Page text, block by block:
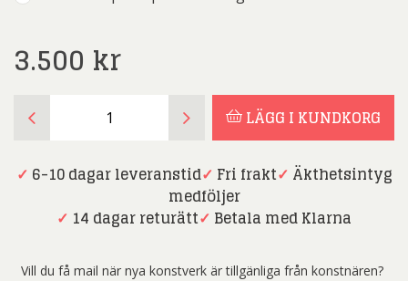
3.500 kr
Nilson
Gamla
mängd
LÄGG I KUNDKORG
✓ 6-10 dagar leveranstid✓ Fri frakt✓ Äkthetsintyg
medföljer
✓ 14 dagar returätt✓ Betala med Klarna
Vill du få mail när nya konstverk är tillgänliga från konstnären?